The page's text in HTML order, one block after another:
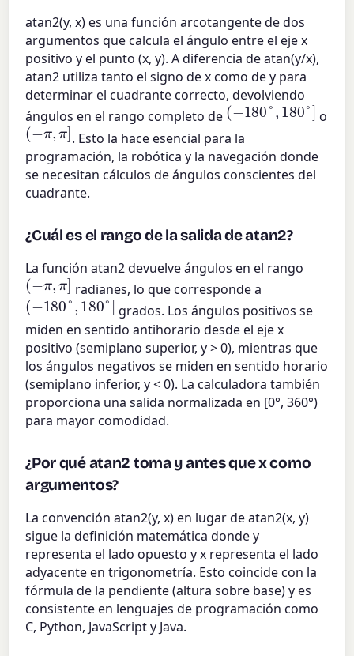
atan2(y, x) es una función arcotangente de dos
argumentos que calcula el ángulo entre el eje x
positivo y el punto (x, y). A diferencia de atan(y/x),
atan2 utiliza tanto el signo de x como de y para
determinar el cuadrante correcto, devolviendo
ángulos en el rango completo de
(−180°,180°]
o
(−π,π]
. Esto la hace esencial para la
programación, la robótica y la navegación donde
se necesitan cálculos de ángulos conscientes del
cuadrante.
¿Cuál es el rango de la salida de atan2?
La función atan2 devuelve ángulos en el rango
(− π,π]
radianes, lo que corresponde a
(− 180°,180°]
grados. Los ángulos positivos se
miden en sentido antihorario desde el eje x
positivo (semiplano superior, y > 0), mientras que
los ángulos negativos se miden en sentido horario
(semiplano inferior, y < 0). La calculadora también
proporciona una salida normalizada en [0°, 360°)
para mayor comodidad.
¿Por qué atan2 toma y antes que x como
argumentos?
La convención atan2(y, x) en lugar de atan2(x, y)
sigue la definición matemática donde y
representa el lado opuesto y x representa el lado
adyacente en trigonometría. Esto coincide con la
fórmula de la pendiente (altura sobre base) y es
consistente en lenguajes de programación como
C, Python, JavaScript y Java.